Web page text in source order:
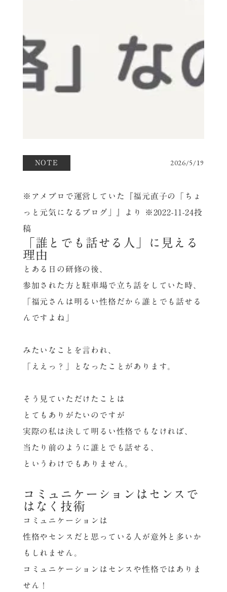
NOTE 2026/5/19
※アメブロで運営していた『福元直子の「ちょ
っと元気になるブログ」』より ※2022-11-24投
稿
「誰とでも話せる人」に見える
理由
とある日の研修の後、
参加された方と駐車場で立ち話をしていた時、
「福元さんは明るい性格だから誰とでも話せる
んですよね」
みたいなことを言われ、
「ええっ？」となったことがあります。
そう見ていただけたことは
とてもありがたいのですが
実際の私は決して明るい性格でもなければ、
当たり前のように誰とでも話せる、
というわけでもありません。
コミュニケーションはセンスで
はなく技術
コミュニケーションは
性格やセンスだと思っている人が意外と多いか
もしれません。
コミュニケーションはセンスや性格ではありま
せん！